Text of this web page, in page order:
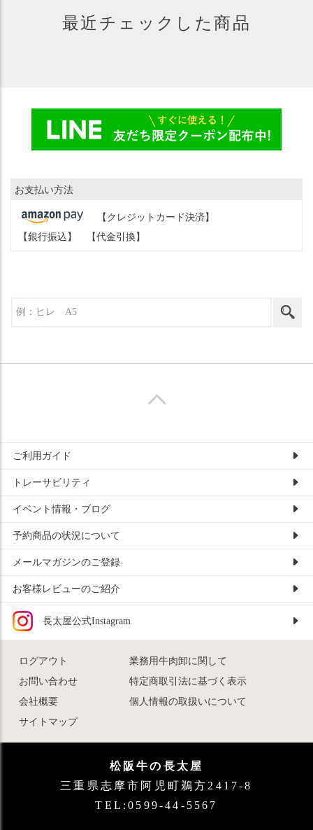
最近チェックした商品
お支払い方法
【クレジットカード決済】
【銀行振込】
【代金引換】
ご利用ガイド
トレーサビリティ
イベント情報・ブログ
予約商品の状況について
メールマガジンのご登録
お客様レビューのご紹介
長太屋公式Instagram
ログアウト
業務用牛肉卸に関して
お問い合わせ
特定商取引法に基づく表示
会社概要
個人情報の取扱いについて
サイトマップ
松阪牛の長太屋
三重県志摩市阿児町鵜方2417-8
TEL:0599-44-5567